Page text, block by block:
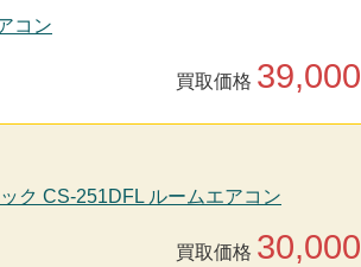
コン
買取価格 39,000
ク CS-251DFL ルームエアコン
買取価格 30,000